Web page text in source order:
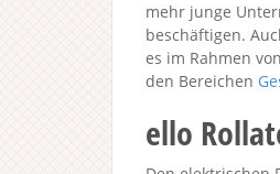
mehr junge
beschäftigen.
es im Rahmen
den Bereichen
ello